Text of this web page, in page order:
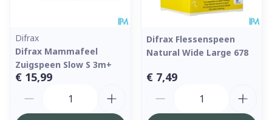
Difrax
Difrax Mammafeel
Zuigspeen Slow S 3m+
€ 15,99
Difrax Flessenspeen
Natural Wide Large 678
€ 7,49